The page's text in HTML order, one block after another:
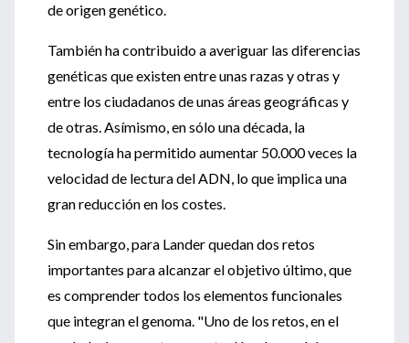
de origen genético.
También ha contribuido a averiguar las diferencias
genéticas que existen entre unas razas y otras y
entre los ciudadanos de unas áreas geográficas y
de otras. Asímismo, en sólo una década, la
tecnología ha permitido aumentar 50.000 veces la
velocidad de lectura del ADN, lo que implica una
gran reducción en los costes.
Sin embargo, para Lander quedan dos retos
importantes para alcanzar el objetivo último, que
es comprender todos los elementos funcionales
que integran el genoma. "Uno de los retos, en el